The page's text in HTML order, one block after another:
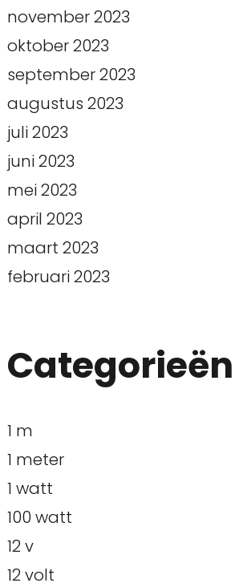
november 2023
oktober 2023
september 2023
augustus 2023
juli 2023
juni 2023
mei 2023
april 2023
maart 2023
februari 2023
Categorieën
1 m
1 meter
1 watt
100 watt
12 v
12 volt